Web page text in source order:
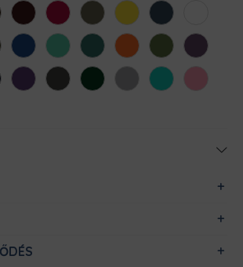
BordóChili Cink Citromsárga
Denim
KirálykékMentaMéregzöld
NarancsOliva Padlizsán
SötétlilaSötétszürke
SötétzöldSportszürke
Türkiz
Világos
rózsaszín